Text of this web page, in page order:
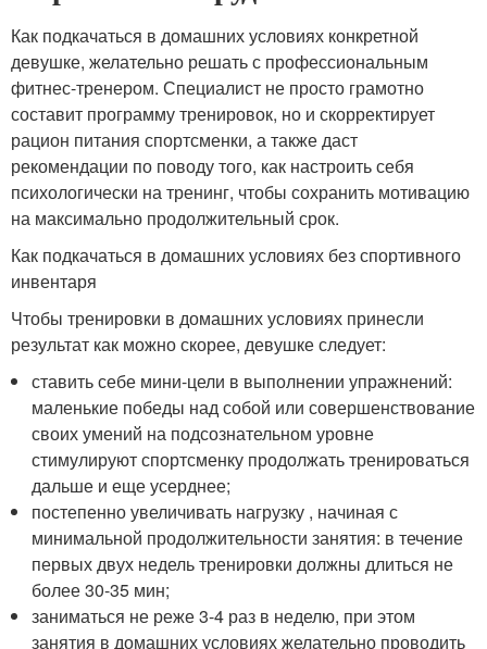
Как подкачаться в домашних условиях конкретной
девушке, желательно решать с профессиональным
фитнес-тренером. Специалист не просто грамотно
составит программу тренировок, но и скорректирует
рацион питания спортсменки, а также даст
рекомендации по поводу того, как настроить себя
психологически на тренинг, чтобы сохранить мотивацию
на максимально продолжительный срок.
Как подкачаться в домашних условиях без спортивного
инвентаря
Чтобы тренировки в домашних условиях принесли
результат как можно скорее, девушке следует:
ставить себе мини-цели в выполнении упражнений:
маленькие победы над собой или совершенствование
своих умений на подсознательном уровне
стимулируют спортсменку продолжать тренироваться
дальше и еще усерднее;
постепенно увеличивать нагрузку , начиная с
минимальной продолжительности занятия: в течение
первых двух недель тренировки должны длиться не
более 30-35 мин;
заниматься не реже 3-4 раз в неделю, при этом
занятия в домашних условиях желательно проводить